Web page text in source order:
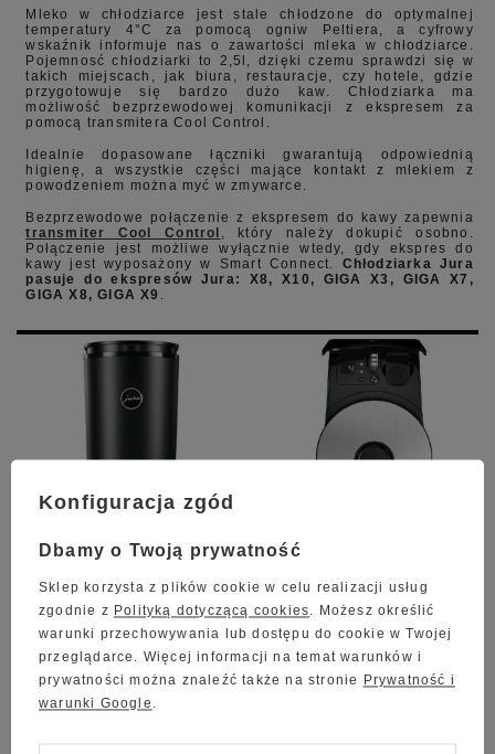
Mleko w chłodziarce jest stale chłodzone do optymalnej
temperatury 4°C za pomocą ogniw Peltiera, a cyfrowy
wskaźnik informuje nas o zawartości mleka w chłodziarce.
Pojemnosć chłodziarki to 2,5l, dzięki czemu sprawdzi się w
takich miejscach, jak biura, restauracje, czy hotele, gdzie
przygotowuje się bardzo dużo kaw. Chłodziarka ma
możliwość bezprzewodowej komunikacji z ekspresem za
pomocą transmitera Cool Control.
Idealnie dopasowane łączniki gwarantują odpowiednią
higienę, a wszystkie części mające kontakt z mlekiem z
powodzeniem można myć w zmywarce.
Bezprzewodowe połączenie z ekspresem do kawy zapewnia
transmiter Cool Control , który należy dokupić osobno.
Połączenie jest możliwe wyłącznie wtedy, gdy ekspres do
kawy jest wyposażony w Smart Connect. Chłodziarka Jura
pasuje do ekspresów Jura: X8, X10, GIGA X3, GIGA X7,
GIGA X8, GIGA X9 .
Konfiguracja zgód
Dbamy o Twoją prywatność
Sklep korzysta z plików cookie w celu realizacji usług
zgodnie z Polityką dotyczącą cookies. Możesz określić
warunki przechowywania lub dostępu do cookie w Twojej
przeglądarce. Więcej informacji na temat warunków i
prywatności można znaleźć także na stronie
Prywatność i
warunki Google .